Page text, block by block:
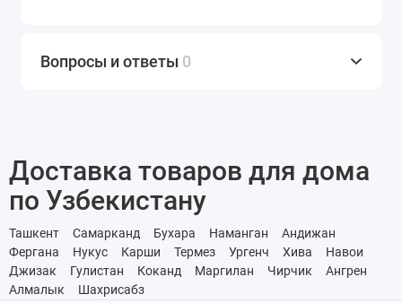
Вопросы и ответы 0
Доставка товаров для дома
по Узбекистану
Ташкент Самарканд Бухара Наманган
Андижан
Фергана
Нукус Карши Термез Ургенч Хива
Навои
Джизак
Гулистан Коканд Маргилан Чирчик
Ангрен
Алмалык
Шахрисабз